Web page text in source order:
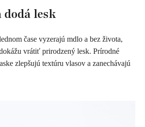
dodá lesk
čase vyzerajú mdlo a bez života,
vrátiť prirodzený lesk. Prírodné
zlepšujú textúru vlasov a zanechávajú